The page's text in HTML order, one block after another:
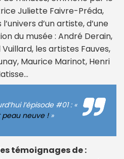
Juliette Faivre-Préda,
d’un artiste, d’une
du musée : André Derain,
les artistes Fauves,
Maurice Marinot, Henri
l’épisode #01 : «
peau neuve !»
témoignages de :